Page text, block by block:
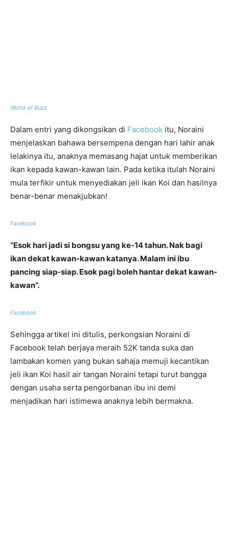
World of Buzz
Dalam entri yang dikongsikan di Facebook itu, Noraini
menjelaskan bahawa bersempena dengan hari lahir anak
lelakinya itu, anaknya memasang hajat untuk memberikan
ikan kepada kawan-kawan lain. Pada ketika itulah Noraini
mula terfikir untuk menyediakan jeli ikan Koi dan hasilnya
benar-benar menakjubkan!
Facebook
“Esok hari jadi si bongsu yang ke-14 tahun. Nak bagi
ikan dekat kawan-kawan katanya. Malam ini ibu
pancing siap-siap. Esok pagi boleh hantar dekat kawan-
kawan”.
Facebook
Sehingga artikel ini ditulis, perkongsian Noraini di
Facebook telah berjaya meraih 52K tanda suka dan
lambakan komen yang bukan sahaja memuji kecantikan
jeli ikan Koi hasil air tangan Noraini tetapi turut bangga
dengan usaha serta pengorbanan ibu ini demi
menjadikan hari istimewa anaknya lebih bermakna.